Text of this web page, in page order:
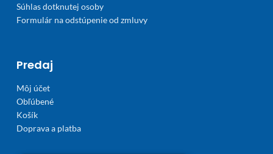
Súhlas dotknutej osoby
Formulár na odstúpenie od zmluvy
Predaj
Môj účet
Obľúbené
Košík
Doprava a platba